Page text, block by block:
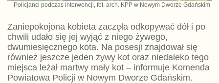
Policjanci podczas interwencji, fot. arch. KPP w Nowym Dworze Gdańskim
Zaniepokojona kobieta zaczęła odkopywać dół i po
chwili udało się jej wyjąć z niego żywego,
dwumiesięcznego kota. Na posesji znajdował się
również jeszcze jeden żywy kot oraz niedaleko tego
miejsca leżał martwy mały kot – informuje Komenda
Powiatowa Policji w Nowym Dworze Gdańskim.